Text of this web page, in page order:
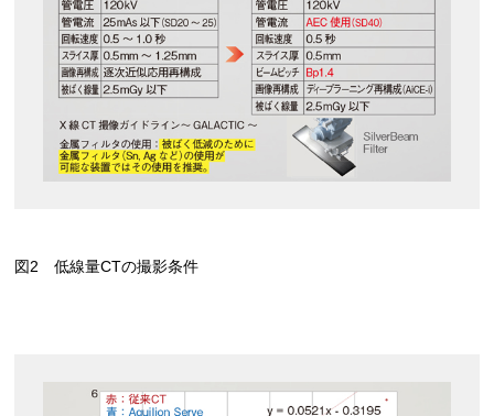
図2 低線量CTの撮影条件